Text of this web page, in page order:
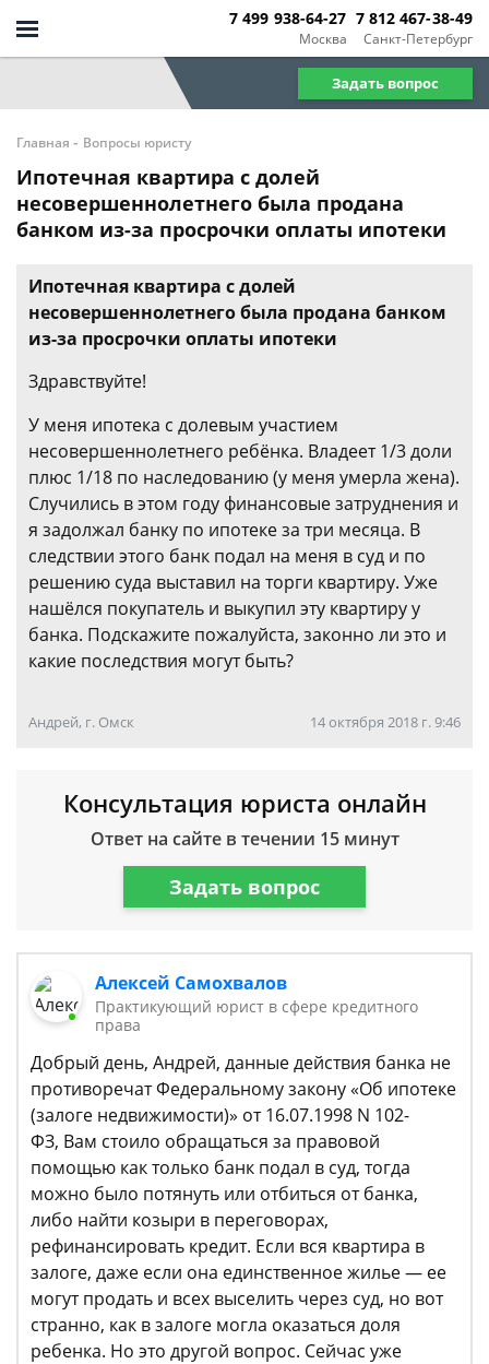
Москва
7 499 938-64-27
Санкт-Петербург
7 812 467-38-49
Задать вопрос
Главная - Вопросы юристу
Ипотечная квартира с долей
несовершеннолетнего была продана
банком из-за просрочки оплаты ипотеки
Ипотечная квартира с долей
несовершеннолетнего была продана банком
из-за просрочки оплаты ипотеки
Здравствуйте!
У меня ипотека с долевым участием
несовершеннолетнего ребёнка. Владеет 1/3 доли
плюс 1/18 по наследованию (у меня умерла жена).
Случились в этом году финансовые затруднения и
я задолжал банку по ипотеке за три месяца. В
следствии этого банк подал на меня в суд и по
решению суда выставил на торги квартиру. Уже
нашёлся покупатель и выкупил эту квартиру у
банка. Подскажите пожалуйста, законно ли это и
какие последствия могут быть?
Андрей, г. Омск 14 октября 2018 г. 9:46
Консультация юриста онлайн
Ответ на сайте в течении 15 минут
Задать вопрос
Алексей Самохвалов
Практикующий юрист в сфере кредитного
права
Добрый день, Андрей, данные действия банка не
противоречат Федеральному закону «Об ипотеке
(залоге недвижимости)» от 16.07.1998 N 102-
ФЗ, Вам стоило обращаться за правовой
помощью как только банк подал в суд, тогда
можно было потянуть или отбиться от банка,
либо найти козыри в переговорах,
рефинансировать кредит. Если вся квартира в
залоге, даже если она единственное жилье — ее
могут продать и всех выселить через суд, но вот
странно, как в залоге могла оказаться доля
ребенка. Но это другой вопрос. Сейчас уже